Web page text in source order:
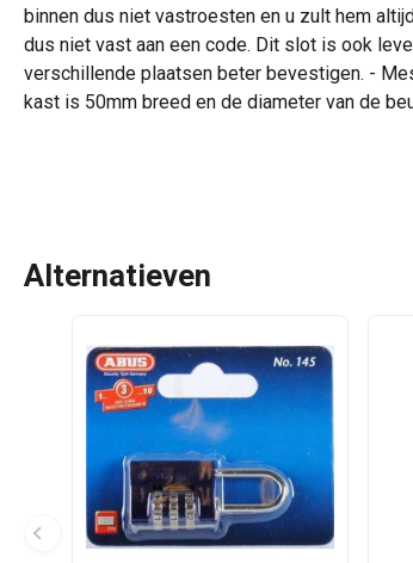
binnen dus niet vastroesten en u zult hem
dus niet vast aan een code. Dit slot is ook
verschillende plaatsen beter bevestigen. -
kast is 50mm breed en de diameter van de
Alternatieven